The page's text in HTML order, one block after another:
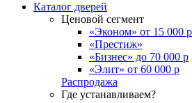
Каталог дверей
Ценовой сегмент
«Эконом» от 15 000 р
«Престиж»
«Бизнес» до 70 000 р
«Элит» от 60 000 р
Распродажа
Где устанавливаем?